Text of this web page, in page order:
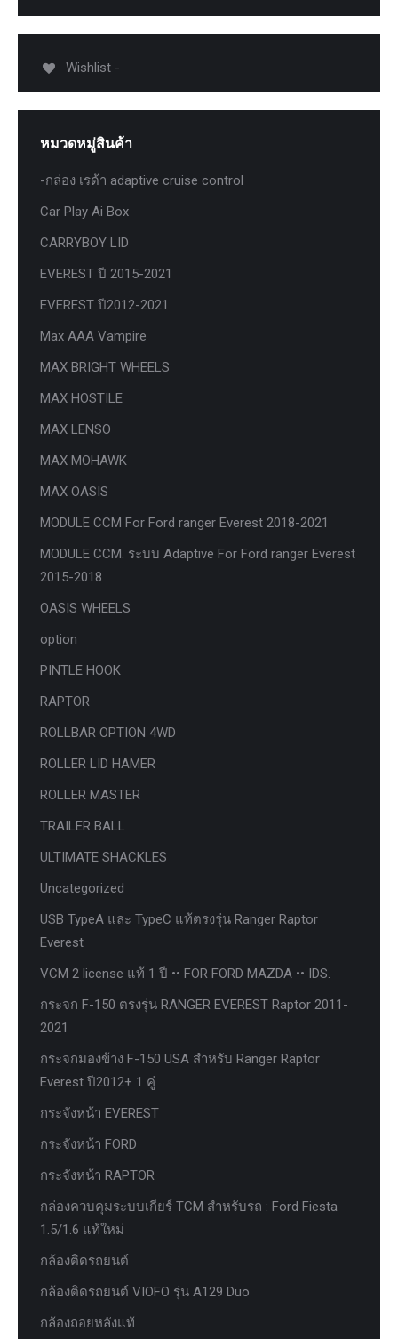
Wishlist -
หมวดหมู่สินค้า
-กล่อง เรด้า adaptive cruise control
Car Play Ai Box
CARRYBOY LID
EVEREST ปี 2015-2021
EVEREST ปี2012-2021
Max AAA Vampire
MAX BRIGHT WHEELS
MAX HOSTILE
MAX LENSO
MAX MOHAWK
MAX OASIS
MODULE CCM For Ford ranger Everest 2018-2021
MODULE CCM. ระบบ Adaptive For Ford ranger Everest
2015-2018
OASIS WHEELS
option
PINTLE HOOK
RAPTOR
ROLLBAR OPTION 4WD
ROLLER LID HAMER
ROLLER MASTER
TRAILER BALL
ULTIMATE SHACKLES
Uncategorized
USB TypeA และ TypeC แท้ตรงรุ่น Ranger Raptor
Everest
VCM 2 license แท้ 1 ปี •• FOR FORD MAZDA •• IDS.
กระจก F-150 ตรงรุ่น RANGER EVEREST Raptor 2011-
2021
กระจกมองข้าง F-150 USA สำหรับ Ranger Raptor
Everest ปี2012+ 1 คู่
กระจังหน้า EVEREST
กระจังหน้า FORD
กระจังหน้า RAPTOR
กล่องควบคุมระบบเกียร์ TCM สำหรับรถ : Ford Fiesta
1.5/1.6 แท้ใหม่
กล้องติดรถยนต์
กล้องติดรถยนต์ VIOFO รุ่น A129 Duo
กล้องถอยหลังแท้